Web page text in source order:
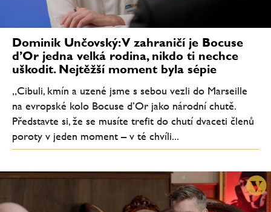
Dominik Unčovský: V zahraničí je Bocuse
d’Or jedna velká rodina, nikdo ti nechce
uškodit. Nejtěžší moment byla sépie
„Cibuli, kmín a uzené jsme s sebou vezli do Marseille
na evropské kolo Bocuse d’Or jako národní chutě.
Představte si, že se musíte trefit do chutí dvaceti členů
poroty v jeden moment – v té chvíli...